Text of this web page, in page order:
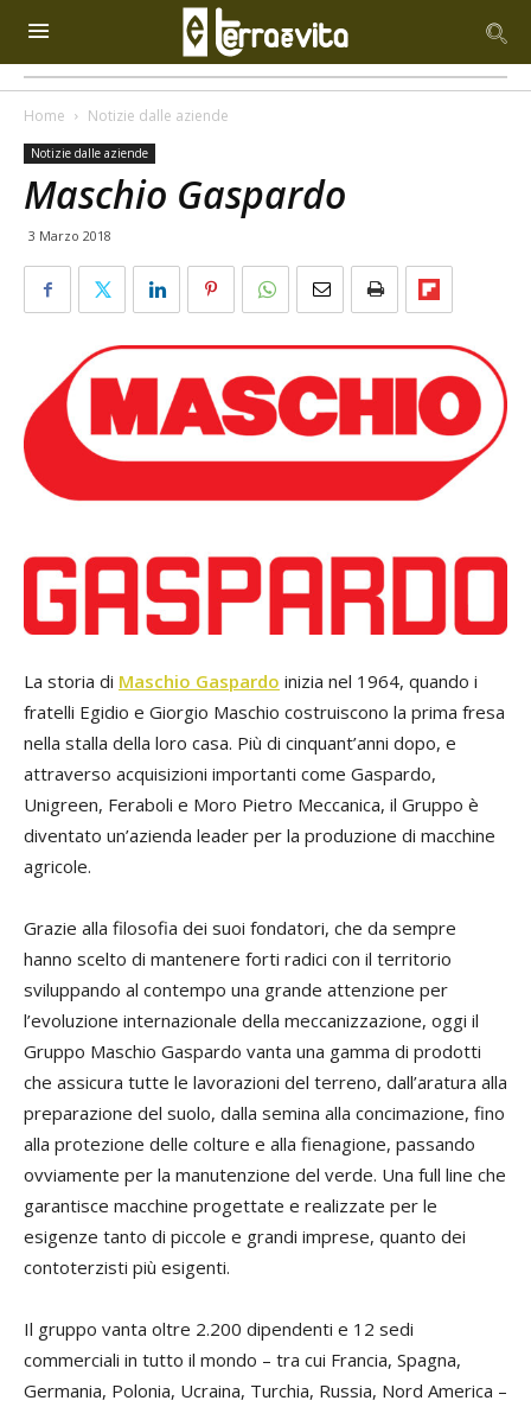
Home Notizie dalle aziende
Notizie dalle aziende
Maschio Gaspardo
3 Marzo 2018
La storia di Maschio Gaspardo inizia nel 1964, quando i
fratelli Egidio e Giorgio Maschio costruiscono la prima fresa
nella stalla della loro casa. Più di cinquant’anni dopo, e
attraverso acquisizioni importanti come Gaspardo,
Unigreen, Feraboli e Moro Pietro Meccanica, il Gruppo è
diventato un’azienda leader per la produzione di macchine
agricole.
Grazie alla filosofia dei suoi fondatori, che da sempre
hanno scelto di mantenere forti radici con il territorio
sviluppando al contempo una grande attenzione per
l’evoluzione internazionale della meccanizzazione, oggi il
Gruppo Maschio Gaspardo vanta una gamma di prodotti
che assicura tutte le lavorazioni del terreno, dall’aratura alla
preparazione del suolo, dalla semina alla concimazione, fino
alla protezione delle colture e alla fienagione, passando
ovviamente per la manutenzione del verde. Una full line che
garantisce macchine progettate e realizzate per le
esigenze tanto di piccole e grandi imprese, quanto dei
contoterzisti più esigenti.
Il gruppo vanta oltre 2.200 dipendenti e 12 sedi
commerciali in tutto il mondo – tra cui Francia, Spagna,
Germania, Polonia, Ucraina, Turchia, Russia, Nord America –